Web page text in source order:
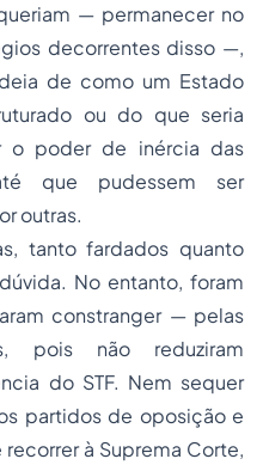
— permanecer no
decorrentes disso —,
de como um Estado
ou do que seria
o poder de inércia das
que pudessem ser
outras.
tanto fardados quanto
No entanto, foram
constranger — pelas
pois não reduziram
do STF. Nem sequer
partidos de oposição e
à Suprema Corte,